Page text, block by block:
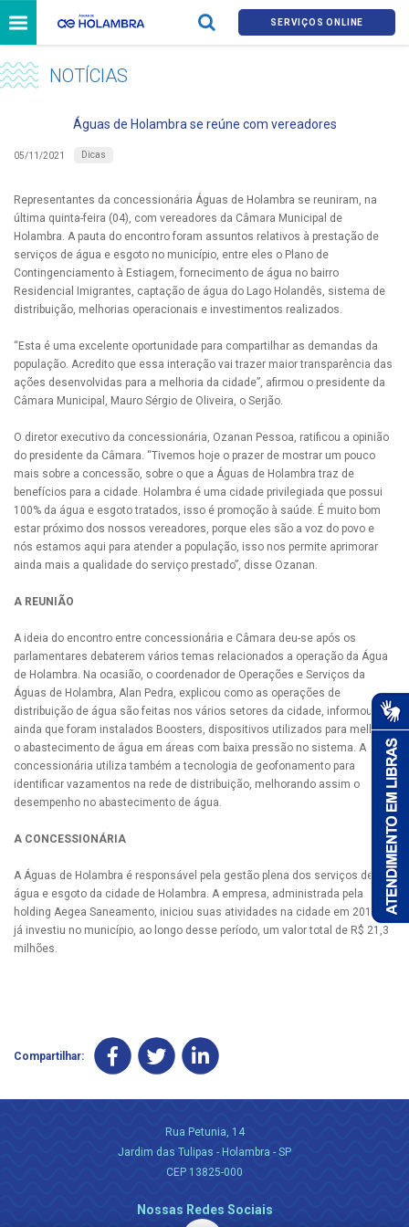
SERVIÇOS ONLINE
NOTÍCIAS
Águas de Holambra se reúne com vereadores
05/11/2021 Dicas
Representantes da concessionária Águas de Holambra se reuniram, na
última quinta-feira (04), com vereadores da Câmara Municipal de
Holambra. A pauta do encontro foram assuntos relativos à prestação de
serviços de água e esgoto no município, entre eles o Plano de
Contingenciamento à Estiagem, fornecimento de água no bairro
Residencial Imigrantes, captação de água do Lago Holandês, sistema de
distribuição, melhorias operacionais e investimentos realizados.
“Esta é uma excelente oportunidade para compartilhar as demandas da
população. Acredito que essa interação vai trazer maior transparência das
ações desenvolvidas para a melhoria da cidade”, afirmou o presidente da
Câmara Municipal, Mauro Sérgio de Oliveira, o Serjão.
O diretor executivo da concessionária, Ozanan Pessoa, ratificou a opinião
do presidente da Câmara. “Tivemos hoje o prazer de mostrar um pouco
mais sobre a concessão, sobre o que a Águas de Holambra traz de
benefícios para a cidade. Holambra é uma cidade privilegiada que possui
100% da água e esgoto tratados, isso é promoção à saúde. É muito bom
estar próximo dos nossos vereadores, porque eles são a voz do povo e
nós estamos aqui para atender a população, isso nos permite aprimorar
ainda mais a qualidade do serviço prestado”, disse Ozanan.
A REUNIÃO
A ideia do encontro entre concessionária e Câmara deu-se após os
parlamentares debaterem vários temas relacionados a operação da Água
de Holambra. Na ocasião, o coordenador de Operações e Serviços da
Águas de Holambra, Alan Pedra, explicou como as operações de
distribuição de água são feitas nos vários setores da cidade, informou
ainda que foram instalados Boosters, dispositivos utilizados para melhorar
o abastecimento de água em áreas com baixa pressão no sistema. A
concessionária utiliza também a tecnologia de geofonamento para
identificar vazamentos na rede de distribuição, melhorando assim o
desempenho no abastecimento de água.
A CONCESSIONÁRIA
A Águas de Holambra é responsável pela gestão plena dos serviços de
água e esgoto da cidade de Holambra. A empresa, administrada pela
holding Aegea Saneamento, iniciou suas atividades na cidade em 2016 e
já investiu no município, ao longo desse período, um valor total de R$ 21,3
milhões.
Compartilhar:
Rua Petunia, 14
Jardim das Tulipas - Holambra - SP
CEP 13825-000
Nossas Redes Sociais